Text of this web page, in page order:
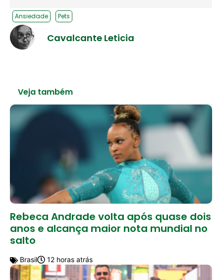
Ansiedade Pets
Cavalcante Leticia
Veja também
Rebeca Andrade volta após quase dois
anos e alcança maior nota mundial no
salto
Brasil 12 horas atrás